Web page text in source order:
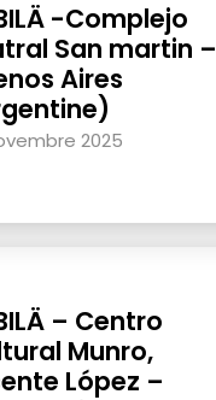
-Complejo
San martin –
Aires
2025
– Centro
Munro,
López –